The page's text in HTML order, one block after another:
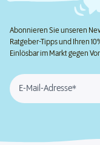
Abonnieren Sie unseren
Ratgeber-Tipps und Ihren
Einlösbar im Markt gegen
E-Mail-Adresse*